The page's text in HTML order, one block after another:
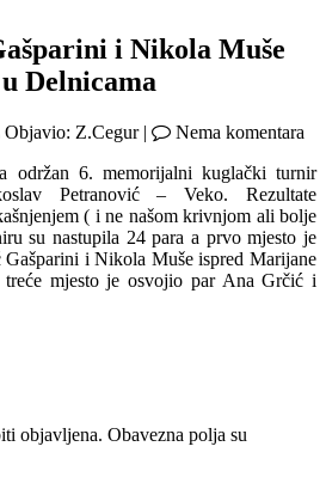
i Nikola Muše
Delnicama
Objavio: Z.Cegur |
Nema komentara
održan 6. memorijalni kuglački turnir
Petranović – Veko. Rezultate
( i ne našom krivnjom ali bolje
su nastupila 24 para a prvo mjesto je
Gašparini i Nikola Muše ispred Marijane
mjesto je osvojio par Ana Grčić i
objavljena. Obavezna polja su